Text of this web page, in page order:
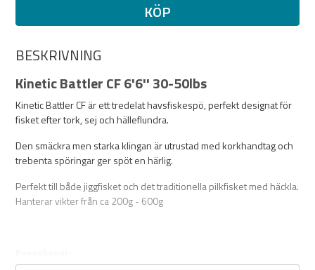
KÖP
BESKRIVNING
Kinetic Battler CF 6'6'' 30-50lbs
Kinetic Battler CF är ett tredelat havsfiskespö, perfekt designat för
fisket efter tork, sej och hälleflundra.
Den smäckra men starka klingan är utrustad med korkhandtag och
trebenta spöringar ger spöt en härlig.
Perfekt till både jiggfisket och det traditionella pilkfisket med häckla.
Hanterar vikter från ca 200g - 600g